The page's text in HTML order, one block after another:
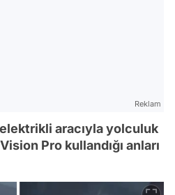
Reklam
aracıyla yolculuk
Pro kullandığı anları